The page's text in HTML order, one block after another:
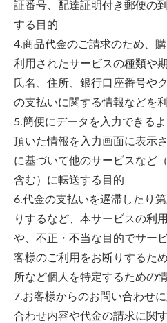
証番号、配達証明付き郵便の
する目的
4.商品代金のご請求のため、
利用されたサービスの種類や
氏名、住所、銀行口座番号や
の支払いに関する情報などを
5.簡便にデータを入力できる
頂いた情報を入力画面に表示
に基づいて他のサービスなど
含む）に転送する目的
6.代金の支払いを遅滞したり
りするなど、本サービスの利
や、不正・不当な目的でサー
客様のご利用をお断りするた
所など個人を特定するための
7.お客様からのお問い合わせ
合わせ内容や代金の請求に関